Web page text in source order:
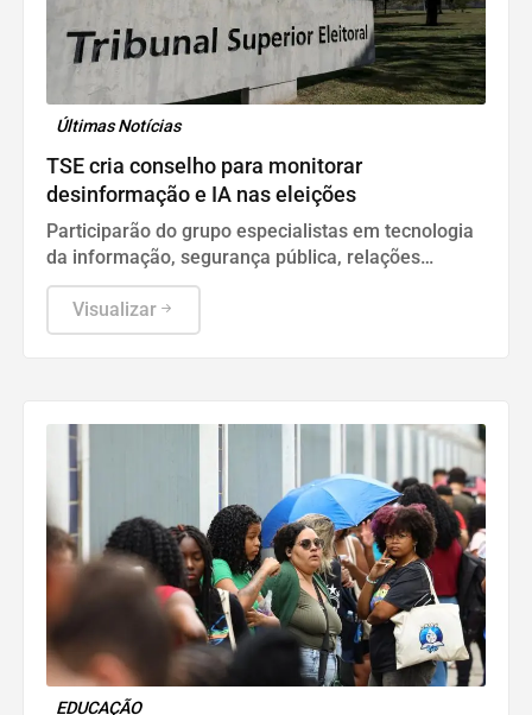
Últimas Notícias
TSE cria conselho para monitorar
desinformação e IA nas eleições
Participarão do grupo especialistas em tecnologia
da informação, segurança pública, relações
internacionais e saúde pública. Os nomes ainda
não foram escolhidos pelo TSE.
Visualizar
EDUCAÇÃO